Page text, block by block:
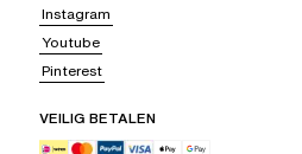
Instagram
Youtube
Pinterest
VEILIG BETALEN